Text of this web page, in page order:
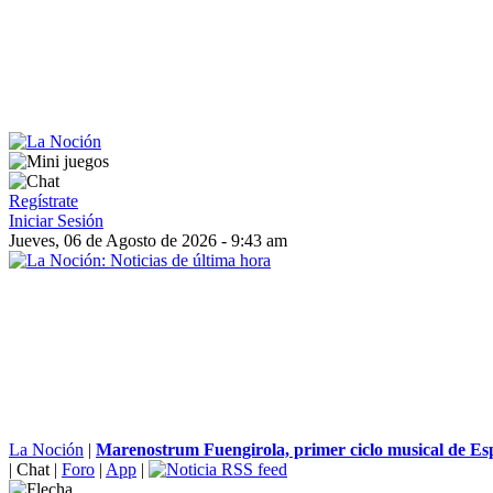
Regístrate
Iniciar Sesión
Jueves, 06 de Agosto de 2026 - 9:43 am
La Noción | Marenostrum Fuengirola, primer ciclo musical de
| Chat | Foro | App |